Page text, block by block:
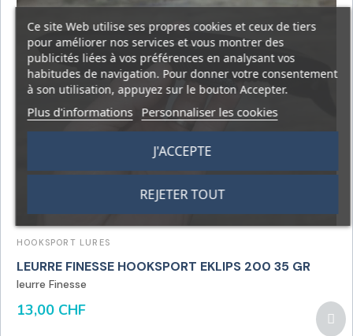
HOOKSPORT LURES
LEURRE FINESSE HOOKSPORT EKLIPS 200 35 GR
leurre Finesse
13,00 CHF
Ce site Web utilise ses propres cookies et ceux de tiers
pour améliorer nos services et vous montrer des
publicités liées à vos préférences en analysant vos
habitudes de navigation. Pour donner votre consentement
à son utilisation, appuyez sur le bouton Accepter.
Plus d'informations Personnaliser les cookies
REJETER TOUT
J'ACCEPTE